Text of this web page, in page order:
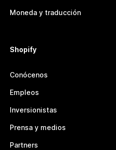
Moneda y traducción
Shopify
Conócenos
Empleos
Inversionistas
Prensa y medios
Partners